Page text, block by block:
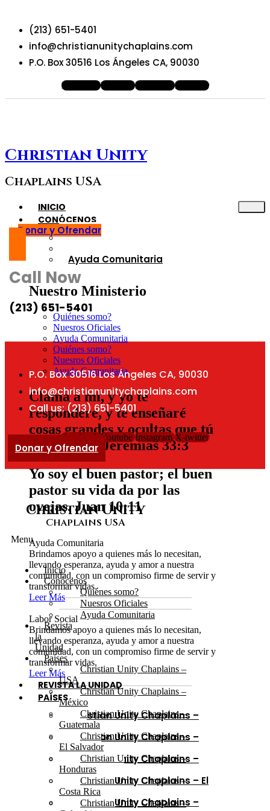
(213) 651-5401
info@christianunitychaplains.com
P.O. Box 30516 Los Ángeles CA, 90030
Facebook Youtube Instagram X-twitter
Christian Unity
Chaplains USA
INICIO
CONÓCENOS
Quiénes somo?
Ayuda Comunitaria
Nuestro Ministerio
Quiénes somo?
Nuesros Oficiales
Ayuda Comunitaria
Quiénes somo?
Nuesros Oficiales
Ayuda Comunitaria
Clama a mí, y yo te
responderé, y te enseñaré
cosas grandes y ocultas que tú
no conoces. Jeremias 33:3
Yo soy el buen pastor; el buen
pastor su vida da por las
ovejas.Juan 10:11
Ayuda Comunitaria
Brindamos apoyo a quienes más lo necesitan,
llevando esperanza, ayuda y amor a nuestra
comunidad, con un compromiso firme de servir y
transformar vidas.
Leer Más
Labor Social
Brindamos apoyo a quienes más lo necesitan,
llevando esperanza, ayuda y amor a nuestra
comunidad, con un compromiso firme de servir y
transformar vidas.
Leer Más
REVISTA LA UNIDAD
PAÍSES
Christian Unity Chaplains –
USA
Christian Unity Chaplains –
México
Christian Unity Chaplains –
Guatemala
Christian Unity Chaplains – El
Salvador
Christian Unity Chaplains –
Donar y Ofrendar
Call Now
(213) 651-5401
P.O. Box 30516 Los Ángeles CA, 90030
info@christianunitychaplains.com
Call us: (213) 651-5401
Facebook Youtube Instagram X-twitter
Donar y Ofrendar
Christian Unity
Chaplains USA
Menu
Inicio
Conócenos
Quiénes somo?
Nuesros Oficiales
Ayuda Comunitaria
Revista
la
Unidad
Países
Christian Unity Chaplains –
USA
Christian Unity Chaplains –
México
Christian Unity Chaplains –
Guatemala
Christian Unity Chaplains –
El Salvador
Christian Unity Chaplains –
Honduras
Christian Unity Chaplains –
Costa Rica
Christian Unity Chaplains –